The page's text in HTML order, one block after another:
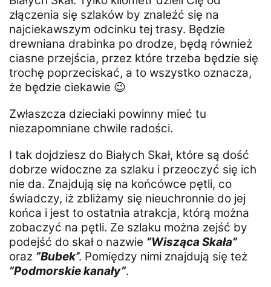
złączenia się szlaków by znaleźć się na
najciekawszym odcinku tej trasy. Będzie
drewniana drabinka po drodze, będą również
ciasne przejścia, przez które trzeba będzie się
trochę poprzeciskać, a to wszystko oznacza,
że będzie ciekawie 😉
Zwłaszcza dzieciaki powinny mieć tu
niezapomniane chwile radości.
I tak dojdziesz do Białych Skał, które są dość
dobrze widoczne za szlaku i przeoczyć się ich
nie da. Znajdują się na końcówce pętli, co
świadczy, iż zbliżamy się nieuchronnie do jej
końca i jest to ostatnia atrakcja, którą można
zobaczyć na pętli. Ze szlaku można zejść by
podejść do skał o nazwie ”Wisząca Skała”
oraz ”Bubek’’. Pomiędzy nimi znajdują się też
”Podmorskie kanały”.